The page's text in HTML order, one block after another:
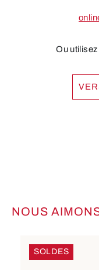
Ou
Ignorer la galerie de
NOUS
SOLDES